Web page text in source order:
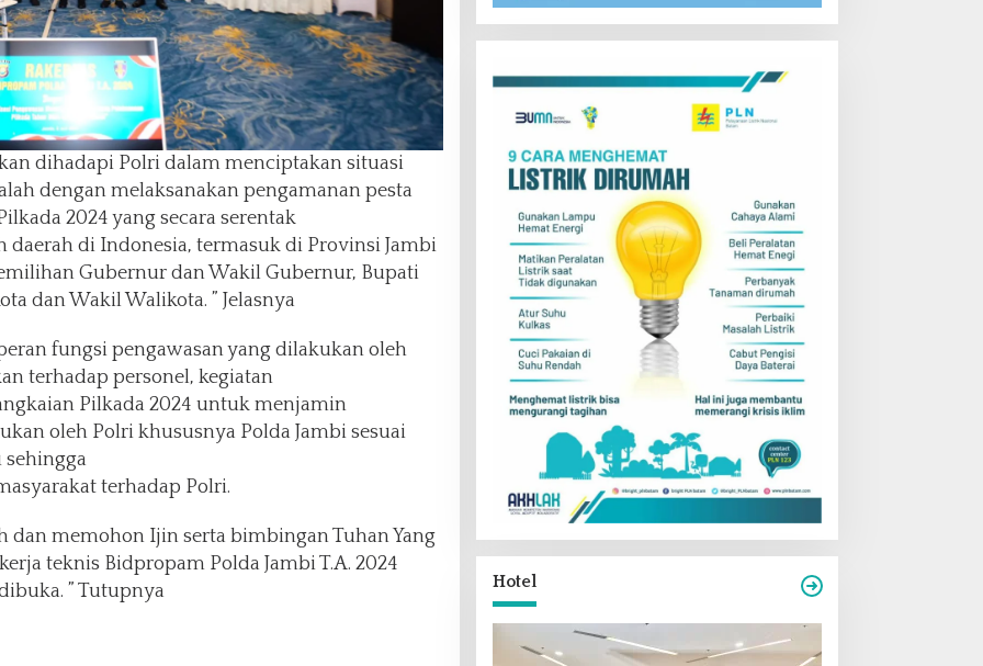
dihadapi Polri dalam menciptakan situasi
dengan melaksanakan pengamanan pesta
2024 yang secara serentak
daerah di Indonesia, termasuk di Provinsi Jambi
Gubernur dan Wakil Gubernur, Bupati
dan Wakil Walikota. ” Jelasnya
fungsi pengawasan yang dilakukan oleh
terhadap personel, kegiatan
Pilkada 2024 untuk menjamin
oleh Polri khususnya Polda Jambi sesuai
sehingga
terhadap Polri.
dan memohon Ijin serta bimbingan Tuhan Yang
teknis Bidpropam Polda Jambi T.A. 2024
” Tutupnya
Hotel